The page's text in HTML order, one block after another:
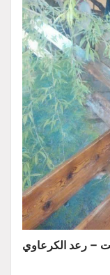
– رعد الكرعاوي